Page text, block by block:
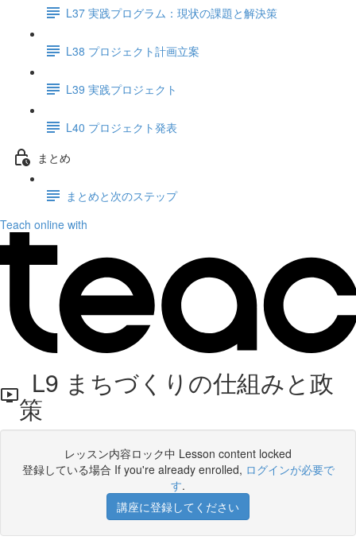
L37 実践プログラム：現状の課題と解決策
L38 プロジェクト計画立案
L39 実践プロジェクト
L40 プロジェクト発表
まとめ
まとめと次のステップ
Teach online with
L9 まちづくりの仕組みと政
策
レッスン内容ロック中 Lesson content locked
登録している場合 If you're already enrolled, ログインが必要で
す.
講座に登録してください